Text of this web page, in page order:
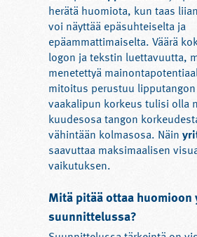
herätä huomiota, kun taas
voi näyttää epäsuhteiselta ja
epäammattimaiselta. Väärä
logon ja tekstin luettavuutta,
menetettyä
mitoitus perustuu
vaakalipun korkeus tulisi olla
kuudesosa tangon
vähintään kolmasosa. Näin
saavuttaa maksimaalisen
vaikutuksen.
Mitä pitää ottaa
suunnittelussa?